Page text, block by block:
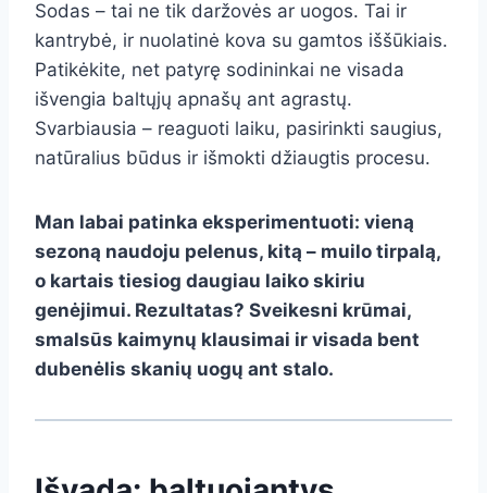
Sodas – tai ne tik daržovės ar uogos. Tai ir
kantrybė, ir nuolatinė kova su gamtos iššūkiais.
Patikėkite, net patyrę sodininkai ne visada
išvengia baltųjų apnašų ant agrastų.
Svarbiausia – reaguoti laiku, pasirinkti saugius,
natūralius būdus ir išmokti džiaugtis procesu.
Man labai patinka eksperimentuoti: vieną
sezoną naudoju pelenus, kitą – muilo tirpalą,
o kartais tiesiog daugiau laiko skiriu
genėjimui. Rezultatas? Sveikesni krūmai,
smalsūs kaimynų klausimai ir visada bent
dubenėlis skanių uogų ant stalo.